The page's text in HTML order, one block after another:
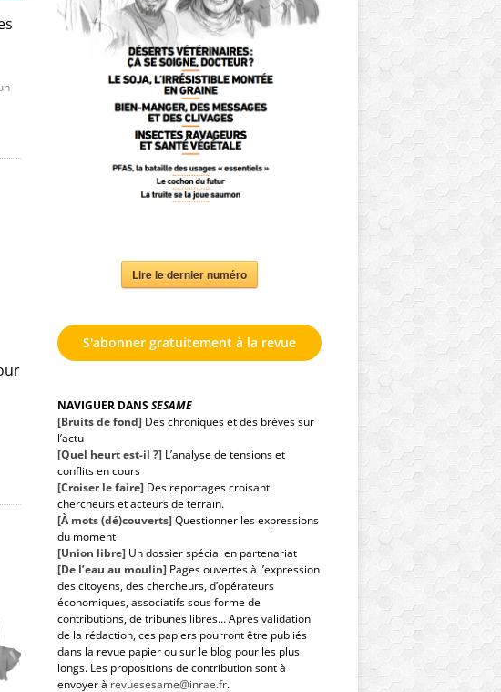
Lire le dernier numéro
S'abonner gratuitement à la revue
NAVIGUER DANSSESAME
[Bruits de fond] Des chroniques et des brèves sur
l’actu
[Quel heurt est-il ?] L’analyse de tensions et
conflits en cours
[Croiser le faire] Des reportages croisant
chercheurs et acteurs de terrain.
[À mots (dé)couverts]Questionner les expressions
du moment
[Union libre] Un dossier spécial en partenariat
[De l’eau au moulin] Pages ouvertes à l’expression
des citoyens, des chercheurs, d’opérateurs
économiques, associatifs sous forme de
contributions, de tribunes libres… Après validation
de la rédaction, ces papiers pourront être publiés
dans la revue papier ou sur le blog pour les plus
longs. Les propositions de contribution sont à
envoyer à revuesesame@inrae.fr.